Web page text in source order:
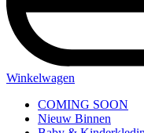
Winkelwagen
COMING SOON
Nieuw Binnen